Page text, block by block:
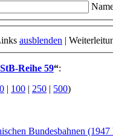
ausblenden |
Reihe 59“:
| 100 | 250 | 500)
Bundesbahnen (1947